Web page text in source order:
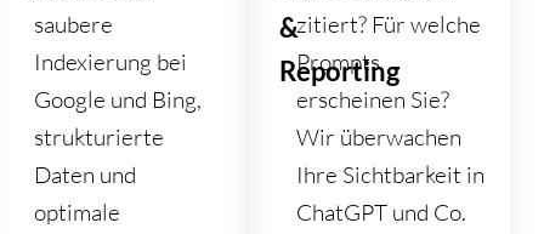
saubere
Indexierung bei
Google und Bing,
strukturierte
Daten und
optimale
&
Reporting
zitiert? Für welche
Prompts
erscheinen Sie?
Wir überwachen
Ihre Sichtbarkeit in
ChatGPT und Co.